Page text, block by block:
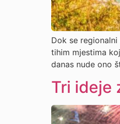
Dok se
tihim mjestima
danas nude ono
Tri ideje